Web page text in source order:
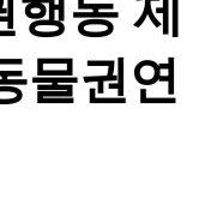
행동 제
물권연